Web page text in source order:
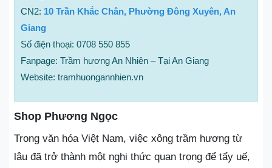
CN2: 10 Trần Khắc Chân, Phường Đông Xuyên, An
Giang
Số điện thoại: 0708 550 855
Fanpage: Trầm hương An Nhiên – Tại An Giang
Website: tramhuongannhien.vn
Shop Phương Ngọc
Trong văn hóa Việt Nam, việc xông trầm hương từ
lâu đã trở thành một nghi thức quan trọng để tẩy uế,